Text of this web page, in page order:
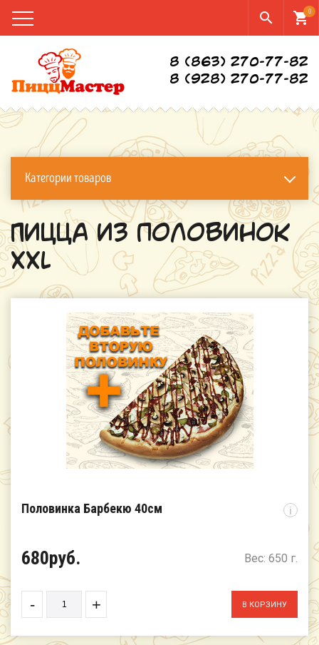
shopping_cart0
search
8 (863) 270-77-82
8 (928) 270-77-82
Категории товаров
Пицца из половинок
XXL
Половинка Барбекю 40см i
680руб. Вес: 650 г.
- +